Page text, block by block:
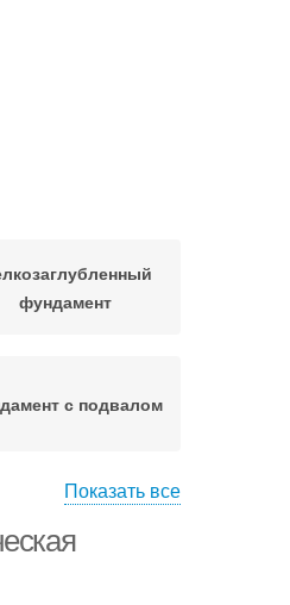
фундамент
с подвалом
Показать все